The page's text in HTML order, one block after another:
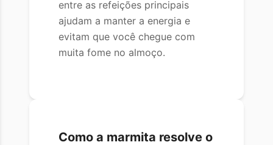
entre as refeições principais
ajudam a manter a energia e
evitam que você chegue com
muita fome no almoço.
Como a marmita resolve o